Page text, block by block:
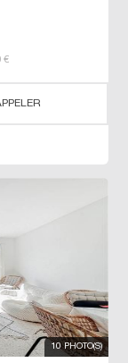
€
10 PHOTO(S)